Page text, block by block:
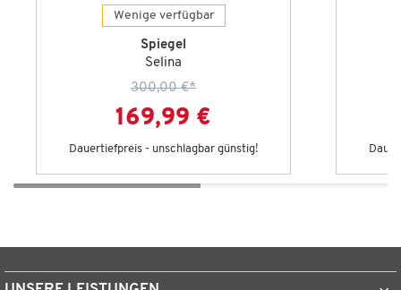
Wenige verfügbar
Spiegel
Selina
300,00 €*
169,99 €
Dauertiefpreis - unschlagbar günstig!